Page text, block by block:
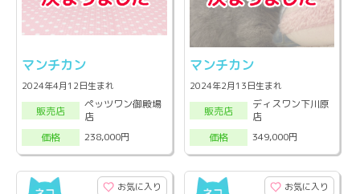
マンチカン
2024年4月12日生まれ
販売店
ペッツワン御殿場
店
価格
238,000円
マンチカン
2024年2月13日生まれ
販売店
ディスワン下川原
店
価格
349,000円
お気に入り お気に入り